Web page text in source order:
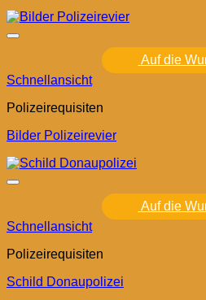
Auf die
Schnellansicht
Polizeirequisiten
Bilder Polizeirevier
Auf die
Schnellansicht
Polizeirequisiten
Schild Donaupolizei